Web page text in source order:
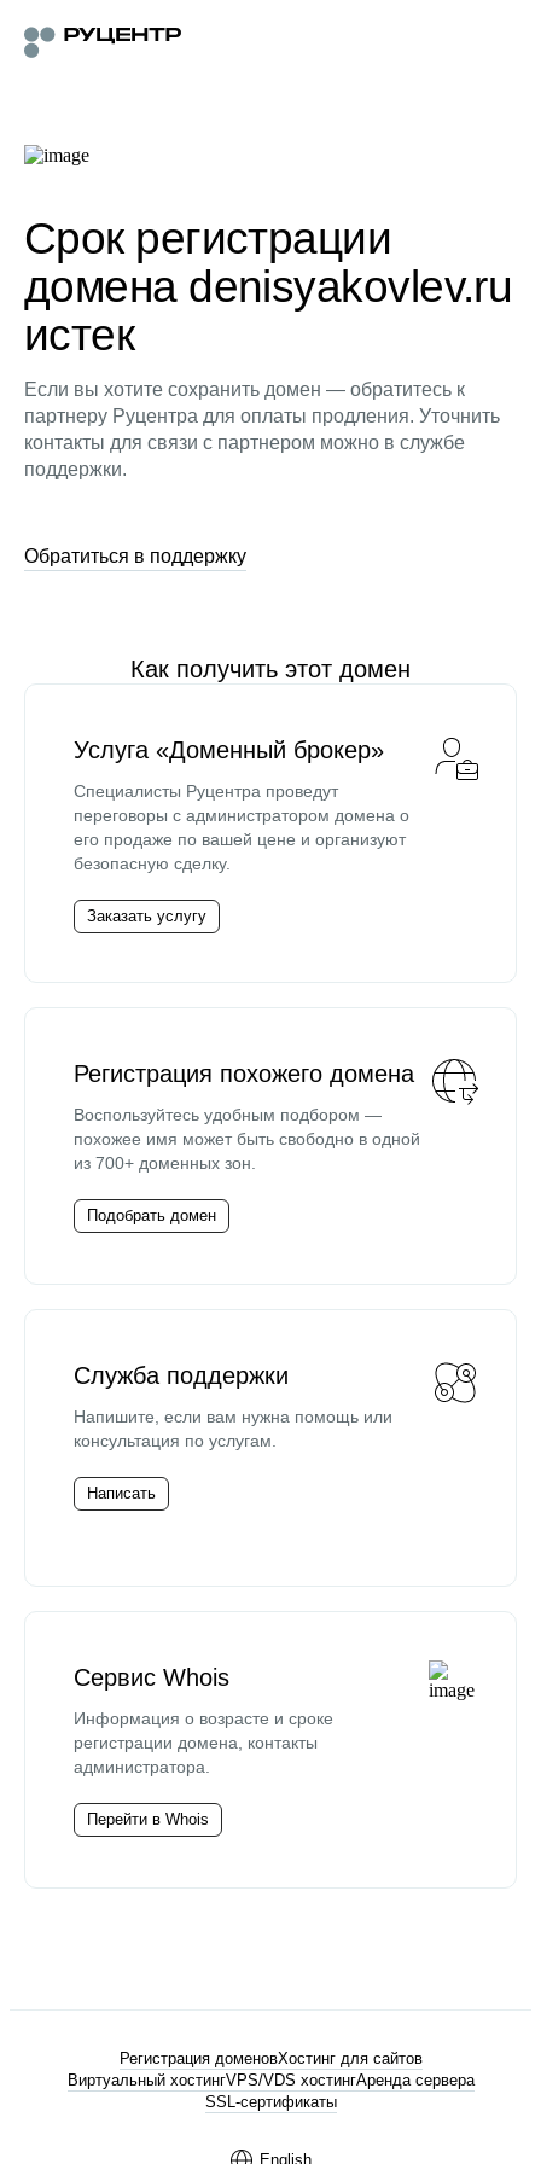
Срок регистрации
домена denisyakovlev.ru
истек
Если вы хотите сохранить домен — обратитесь к
партнеру Руцентра для оплаты продления. Уточнить
контакты для связи с партнером можно в службе
поддержки.
Обратиться в поддержку
Как получить этот домен
Услуга «Доменный брокер»
Специалисты Руцентра проведут
переговоры с администратором домена о
его продаже по вашей цене и организуют
безопасную сделку.
Заказать услугу
Регистрация похожего домена
Воспользуйтесь удобным подбором —
похожее имя может быть свободно в одной
из 700+ доменных зон.
Подобрать домен
Служба поддержки
Напишите, если вам нужна помощь или
консультация по услугам.
Написать
Сервис Whois
Информация о возрасте и сроке
регистрации домена, контакты
администратора.
Перейти в Whois
English
Регистрация доменовХостинг для сайтов
Виртуальный хостингVPS/VDS хостингАренда сервера
SSL-сертификаты